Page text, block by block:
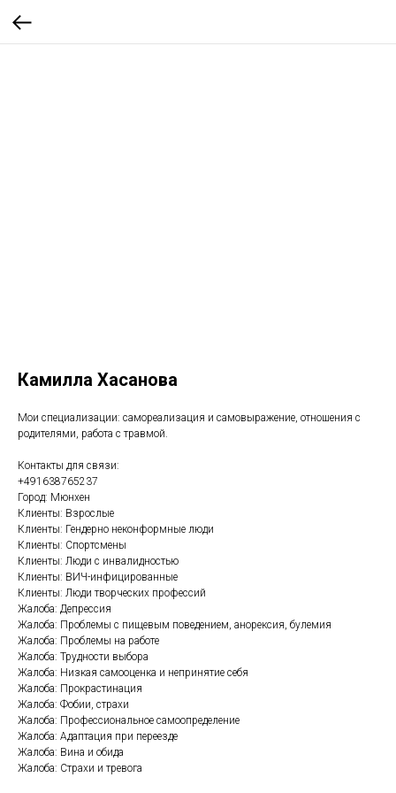
Камилла Хасанова
Мои специализации: самореализация и самовыражение, отношения с
родителями, работа с травмой.
Контакты для связи:
+491638765237
Город: Мюнхен
Клиенты: Взрослые
Клиенты: Гендерно неконформные люди
Клиенты: Спортсмены
Клиенты: Люди с инвалидностью
Клиенты: ВИЧ-инфицированные
Клиенты: Люди творческих профессий
Жалоба: Депрессия
Жалоба: Проблемы с пищевым поведением, анорексия, булемия
Жалоба: Проблемы на работе
Жалоба: Трудности выбора
Жалоба: Низкая самооценка и непринятие себя
Жалоба: Прокрастинация
Жалоба: Фобии, страхи
Жалоба: Профессиональное самоопределение
Жалоба: Адаптация при переезде
Жалоба: Вина и обида
Жалоба: Страхи и тревога